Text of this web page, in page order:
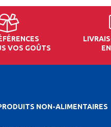
VOS GOÛTS
NON-ALIMENTAIRES